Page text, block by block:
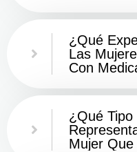
¿Qué
Las
Con
¿Qué
Mujer